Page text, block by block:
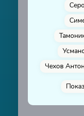
Чехов Антон